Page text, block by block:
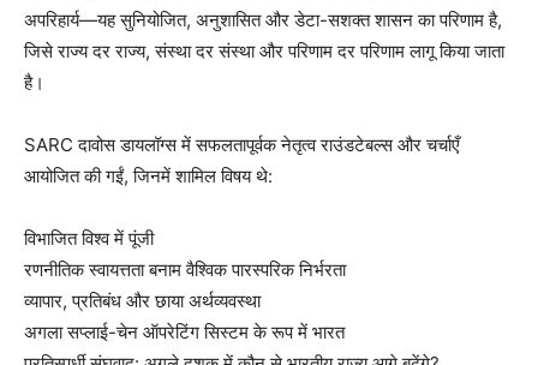
अपरिहार्य—यह सुनियोजित, अनुशासित और डेटा-सशक्त शासन का परिणाम है,
जिसे राज्य दर राज्य, संस्था दर संस्था और परिणाम दर परिणाम लागू किया जाता
है।
SARC दावोस डायलॉग्स में सफलतापूर्वक नेतृत्व राउंडटेबल्स और चर्चाएँ
आयोजित की गईं, जिनमें शामिल विषय थे:
विभाजित विश्व में पूंजी
रणनीतिक स्वायत्तता बनाम वैश्विक पारस्परिक निर्भरता
व्यापार, प्रतिबंध और छाया अर्थव्यवस्था
अगला सप्लाई-चेन ऑपरेटिंग सिस्टम के रूप में भारत